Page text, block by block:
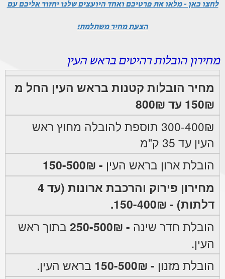
לחצו כאן - מלאו את פרטיכם ואחד היועצים שלנו יחזור אליכם עם
הצעת מחיר משתלמת!
מחירון הובלות רהיטים בראש העין
מחיר הובלות קטנות בראש העין החל מ
150₪ עד 800₪
300-400₪ תוספת להובלה מחוץ ראש
העין עד 35 ק"מ
הובלת ארון בראש העין - 150-500₪
מחירון פירוק והרכבת ארונות (עד 4
דלתות) - 150-400₪.
הובלת חדר שינה - 250-500₪
בתוך ראש
העין.
הובלת מזנון - 150-500₪
בראש העין.